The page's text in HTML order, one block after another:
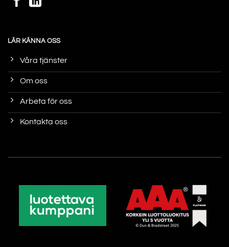
LÄR KÄNNA OSS
Våra tjänster
Om oss
Arbeta för oss
Kontakta oss